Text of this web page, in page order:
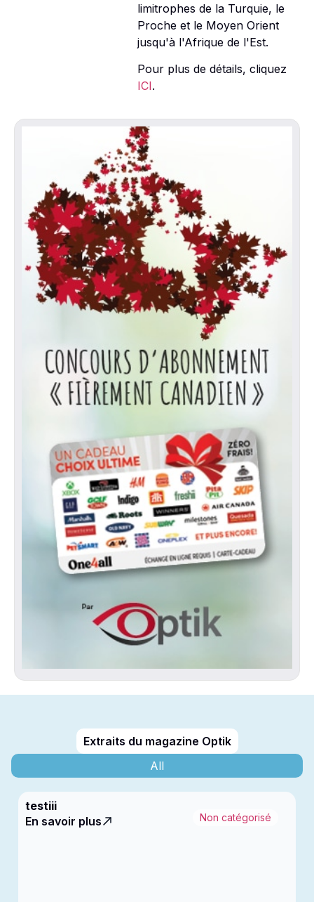
limitrophes de la Turquie, le
Proche et le Moyen Orient
jusqu'à l'Afrique de l'Est.
Pour plus de détails, cliquez
ICI.
Extraits du magazine Optik
All
testiii
Non catégorisé
En savoir plus